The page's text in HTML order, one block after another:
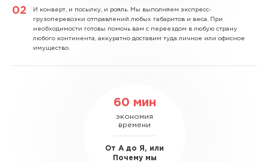
И конверт, и посылку, и рояль. Мы выполняем экспресс-
грузоперевозки отправлений любых габаритов и веса. При
необходимости готовы помочь вам с переездом в любую страну
любого континента, аккуратно доставим туда личное или офисное
имущество.
60 мин
экономия
времени
От А до Я, или
Почему мы